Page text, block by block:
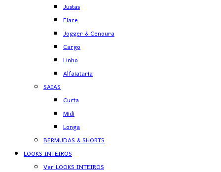
Justas
Flare
Jogger & Cenoura
Cargo
Linho
Alfaiataria
SAIAS
Curta
Midi
Longa
BERMUDAS & SHORTS
LOOKS INTEIROS
Ver LOOKS INTEIROS